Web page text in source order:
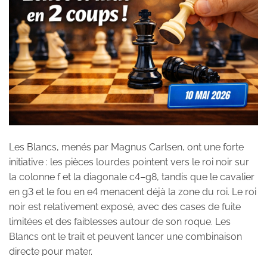
Les Blancs, menés par Magnus Carlsen, ont une forte
initiative : les pièces lourdes pointent vers le roi noir sur
la colonne f et la diagonale c4–g8, tandis que le cavalier
en g3 et le fou en e4 menacent déjà la zone du roi. Le roi
noir est relativement exposé, avec des cases de fuite
limitées et des faiblesses autour de son roque. Les
Blancs ont le trait et peuvent lancer une combinaison
directe pour mater.